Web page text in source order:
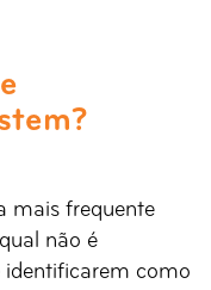
mais frequente
não é
identificarem como